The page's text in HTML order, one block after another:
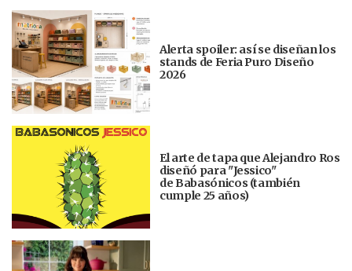
Alerta spoiler: así se diseñan los
stands de Feria Puro Diseño
2026
El arte de tapa que Alejandro Ros
diseñó para "Jessico"
de Babasónicos (también
cumple 25 años)